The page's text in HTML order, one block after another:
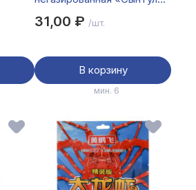
31,00 ₽ /шт.
В корзину
мин. 6